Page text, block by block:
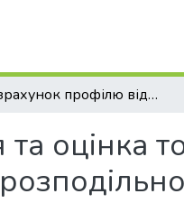
Розрахунок профілю відновлення та оцінка товщини його покриття для зношеного кулачка розподільного валу двигуну КАМАЗ-740.10
оцінка